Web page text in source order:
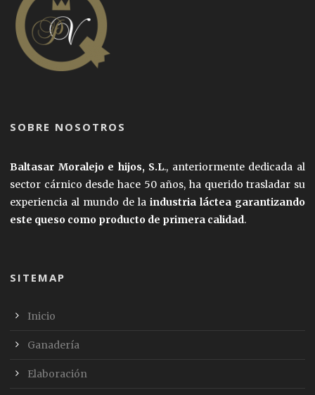
SOBRE NOSOTROS
Baltasar Moralejo e hijos, S.L., anteriormente dedicada al
sector cárnico desde hace 50 años, ha querido trasladar su
experiencia al mundo de la industria láctea garantizando
este queso como producto de primera calidad.
SITEMAP
Inicio
Ganadería
Elaboración